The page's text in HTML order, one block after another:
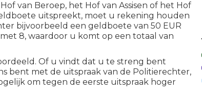
van Beroep, het Hof van Assisen of het Hof
uitspreekt, moet u rekening houden
bijvoorbeeld een geldboete van 50 EUR
8, waardoor u komt op een totaal van
Of u vindt dat u te streng bent
bent met de uitspraak van de Politierechter,
om tegen de eerste uitspraak hoger